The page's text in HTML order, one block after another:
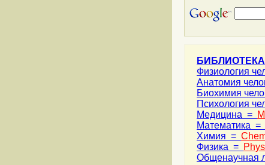
Физиология
Анатомия
Биохимия
Психология
Медицина =
Математика =
Химия =
Физика =
Общенаучная